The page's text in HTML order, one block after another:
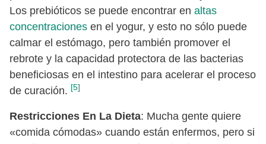
Los prebióticos se puede encontrar en altas
concentraciones en el yogur, y esto no sólo puede
calmar el estómago, pero también promover el
rebrote y la capacidad protectora de las bacterias
beneficiosas en el intestino para acelerar el proceso
de curación. [5]
Restricciones En La Dieta: Mucha gente quiere
«comida cómodas» cuando están enfermos, pero si